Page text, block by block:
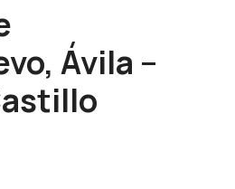
Ávila –